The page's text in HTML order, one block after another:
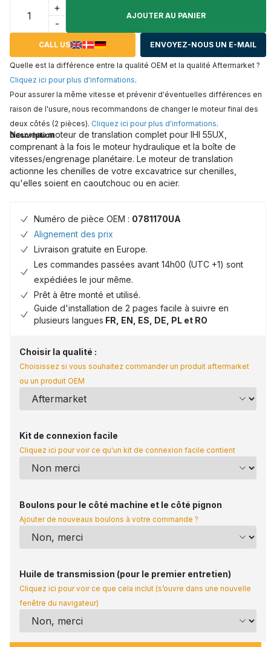
+
-
AJOUTER AU PANIER
CALL US ENVOYEZ-NOUS UN E-MAIL
Quelle est la différence entre la qualité OEM et la qualité Aftermarket ?
Cliquez ici pour plus d'informations.
Pour assurer la même vitesse et prévenir d'éventuelles différences en
raison de l'usure, nous recommandons de changer le moteur final des
deux côtés (2 pièces). Cliquez ici pour plus d'informations.
Description
Nouveau moteur de translation complet pour IHI 55UX,
comprenant à la fois le moteur hydraulique et la boîte de
vitesses/engrenage planétaire. Le moteur de translation
actionne les chenilles de votre excavatrice sur chenilles,
qu'elles soient en caoutchouc ou en acier.
Numéro de pièce OEM : 0781170UA
Alignement des prix
Livraison gratuite en Europe.
Les commandes passées avant 14h00 (UTC +1) sont
expédiées le jour même.
Prêt à être monté et utilisé.
Guide d'installation de 2 pages facile à suivre en
plusieurs langues FR, EN, ES, DE, PL et RO
Choisir la qualité :
Choisissez si vous souhaitez commander un produit aftermarket
ou un produit OEM
Kit de connexion facile
Cliquez ici pour voir ce qu'un kit de connexion facile contient
Boulons pour le côté machine et le côté pignon
Ajouter de nouveaux boulons à votre commande ?
Huile de transmission (pour le premier entretien)
Cliquez ici pour voir ce que cela inclut (s’ouvre dans une nouvelle
fenêtre du navigateur)